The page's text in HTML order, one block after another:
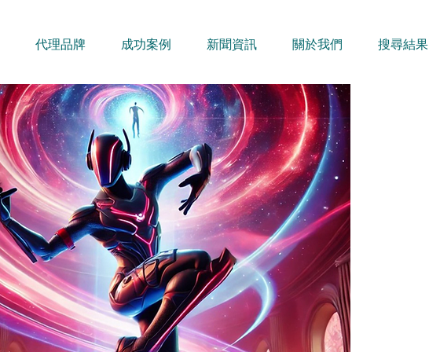
代理品牌 成功案例 新聞資訊 關於我們 搜尋結果